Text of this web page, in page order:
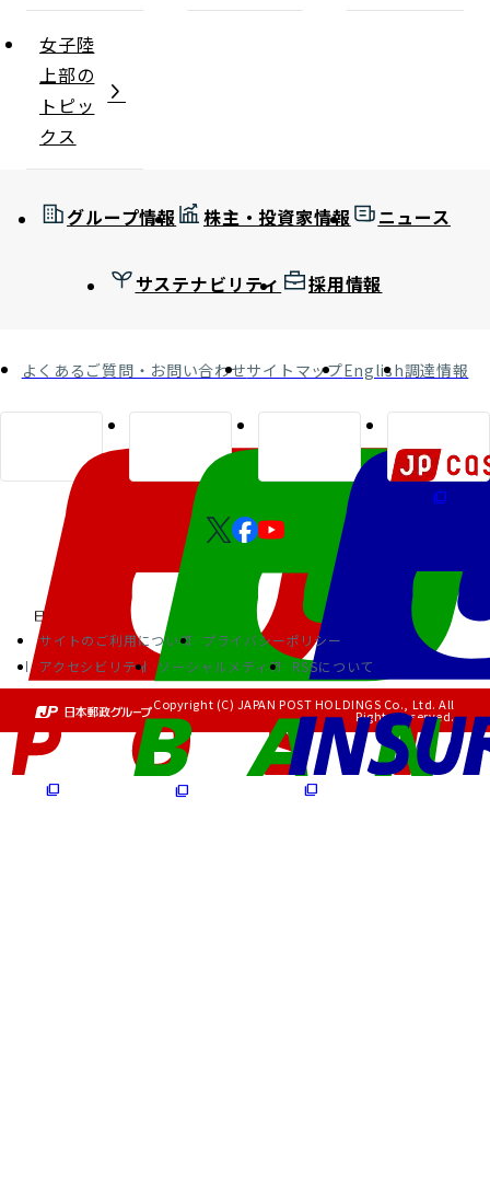
女子陸
上部の
トピッ
クス
グループ情報 株主・投資家情報 ニュース
サステナビリティ 採用情報
よくあるご質問・お問い合わせサイトマップEnglish調達情報
サイトのご利用について
プライバシーポリシー
アクセシビリティ
ソーシャルメディア RSSについて
Copyright (C) JAPAN POST HOLDINGS Co., Ltd. All
Rights Reserved.